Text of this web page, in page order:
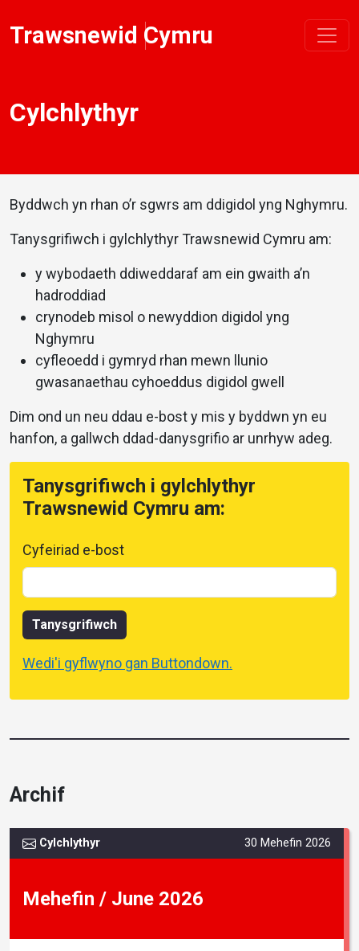
Trawsnewid Cymru
Cylchlythyr
Byddwch yn rhan o’r sgwrs am ddigidol yng Nghymru.
Tanysgrifiwch i gylchlythyr Trawsnewid Cymru am:
y wybodaeth ddiweddaraf am ein gwaith a’n
hadroddiad
crynodeb misol o newyddion digidol yng
Nghymru
cyfleoedd i gymryd rhan mewn llunio
gwasanaethau cyhoeddus digidol gwell
Dim ond un neu ddau e-bost y mis y byddwn yn eu
hanfon, a gallwch ddad-danysgrifio ar unrhyw adeg.
Tanysgrifiwch i gylchlythyr
Trawsnewid Cymru am:
Cyfeiriad e-bost
Tanysgrifiwch
Wedi'i gyflwyno gan Buttondown.
Archif
Cylchlythyr 30 Mehefin 2026
Mehefin / June 2026